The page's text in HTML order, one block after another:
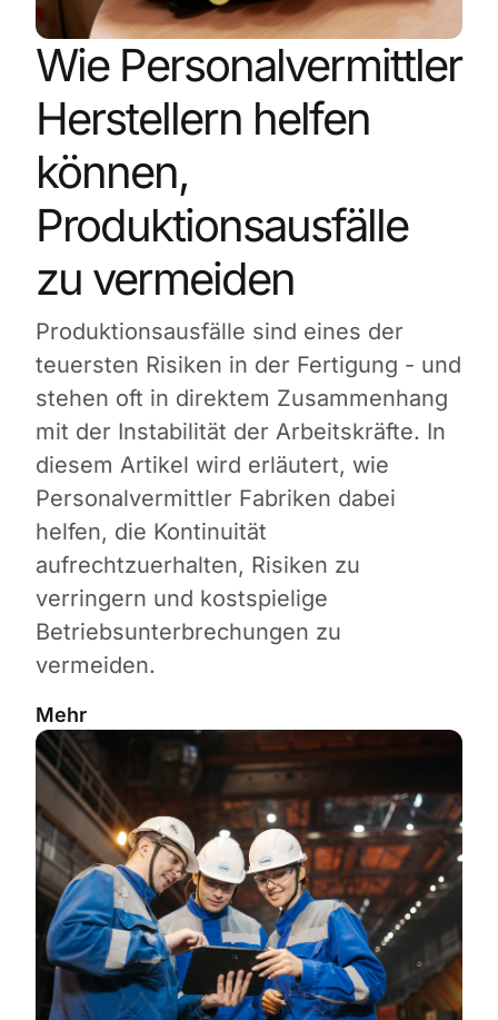
Wie Personalvermittler
Herstellern helfen
können,
Produktionsausfälle
zu vermeiden
Produktionsausfälle sind eines der
teuersten Risiken in der Fertigung - und
stehen oft in direktem Zusammenhang
mit der Instabilität der Arbeitskräfte. In
diesem Artikel wird erläutert, wie
Personalvermittler Fabriken dabei
helfen, die Kontinuität
aufrechtzuerhalten, Risiken zu
verringern und kostspielige
Betriebsunterbrechungen zu
vermeiden.
Mehr